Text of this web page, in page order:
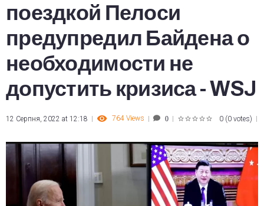
поездкой Пелоси
предупредил Байдена о
необходимости не
допустить кризиса - WSJ
12 Серпня, 2022 at 12:18 764 Views 0 0 (0 votes)